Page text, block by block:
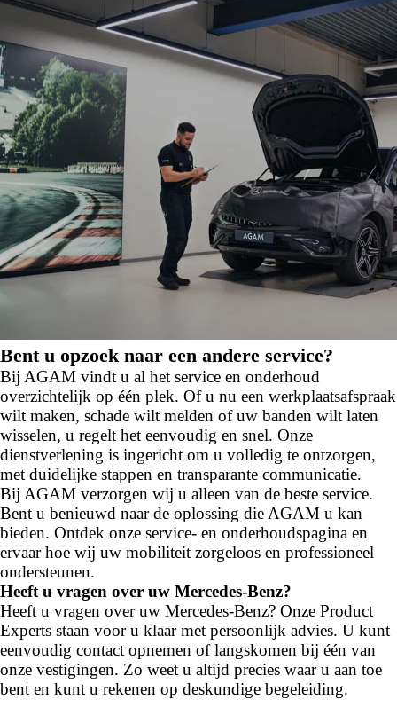
Bent u opzoek naar een andere service?
Bij AGAM vindt u al het service en onderhoud
overzichtelijk op één plek. Of u nu een werkplaatsafspraak
wilt maken, schade wilt melden of uw banden wilt laten
wisselen, u regelt het eenvoudig en snel. Onze
dienstverlening is ingericht om u volledig te ontzorgen,
met duidelijke stappen en transparante communicatie.
Bij AGAM verzorgen wij u alleen van de beste service.
Bent u benieuwd naar de oplossing die AGAM u kan
bieden. Ontdek onze service- en onderhoudspagina en
ervaar hoe wij uw mobiliteit zorgeloos en professioneel
ondersteunen.
Heeft u vragen over uw Mercedes-Benz?
Heeft u vragen over uw Mercedes-Benz? Onze Product
Experts staan voor u klaar met persoonlijk advies. U kunt
eenvoudig contact opnemen of langskomen bij één van
onze vestigingen. Zo weet u altijd precies waar u aan toe
bent en kunt u rekenen op deskundige begeleiding.